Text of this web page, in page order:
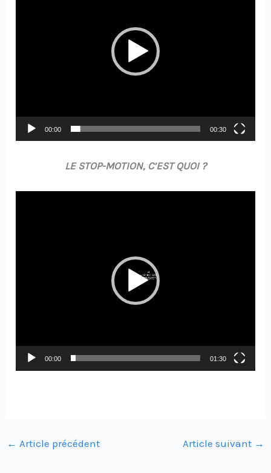
00:00 00:30
LE STOP-MOTION, C’EST QUOI ?
00:00 01:30
← Article précédent Article suivant →